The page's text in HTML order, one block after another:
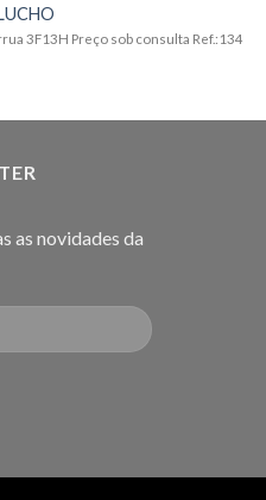
3F13H Preço sob consulta Ref.:134
as novidades da